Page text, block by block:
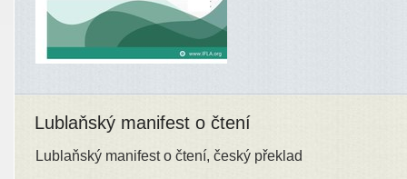
Lublaňský manifest o čtení
Lublaňský manifest o čtení, český překlad